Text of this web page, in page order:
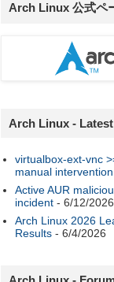
Arch Linux 公式ペ
Arch Linux -
virtualbox-ext-vnc
manual intervention
Active AUR
incident- 6/12/2026
Arch Linux 2026
Results- 6/4/2026